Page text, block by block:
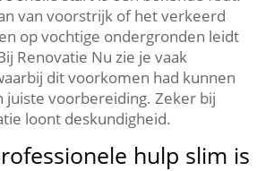
van voorstrijk of het verkeerd
op vochtige ondergronden leidt
Renovatie Nu zie je vaak
dit voorkomen had kunnen
juiste voorbereiding.​ Zeker bij
loont deskundigheid.​
hulp slim is